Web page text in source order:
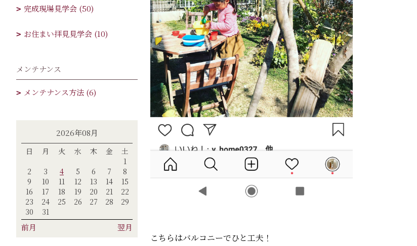
こちらはバルコニーでひと工夫！
完成現場見学会 (50)
お住まい拝見見学会 (10)
メンテナンス
メンテナンス方法 (6)
2026年08月
日 月 火 水 木 金
土
1
2
3 4 5 6 7
8
9
10 11 12 13 14
15
16
17 18 19 20 21
22
23
24 25 26 27 28
29
30
31
前月 翌月